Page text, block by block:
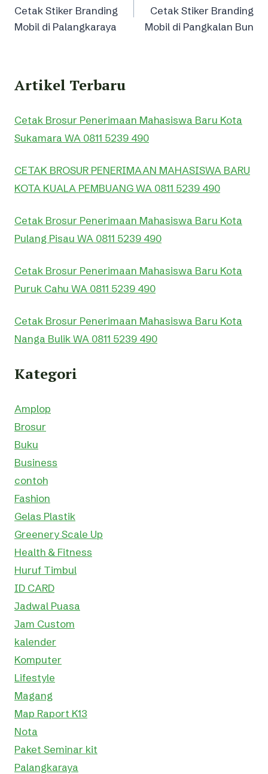
Cetak Stiker Branding
Mobil di Palangkaraya
Cetak Stiker Branding
Mobil di Pangkalan Bun
Artikel Terbaru
Cetak Brosur Penerimaan Mahasiswa Baru Kota
Sukamara WA 0811 5239 490
CETAK BROSUR PENERIMAAN MAHASISWA BARU
KOTA KUALA PEMBUANG WA 0811 5239 490
Cetak Brosur Penerimaan Mahasiswa Baru Kota
Pulang Pisau WA 0811 5239 490
Cetak Brosur Penerimaan Mahasiswa Baru Kota
Puruk Cahu WA 0811 5239 490
Cetak Brosur Penerimaan Mahasiswa Baru Kota
Nanga Bulik WA 0811 5239 490
Kategori
Amplop
Brosur
Buku
Business
contoh
Fashion
Gelas Plastik
Greenery Scale Up
Health & Fitness
Huruf Timbul
ID CARD
Jadwal Puasa
Jam Custom
kalender
Komputer
Lifestyle
Magang
Map Raport K13
Nota
Paket Seminar kit
Palangkaraya